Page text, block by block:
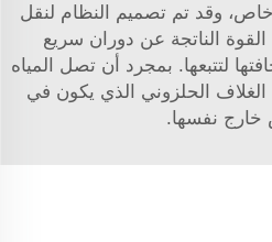
وقد تم تصميم النظام لنقل
القوة الناتجة عن دوران سريع
لتتبعها. بمجرد أن تصل المياه
الغلاف الحلزوني الذي يكون في
خارج نفسها.